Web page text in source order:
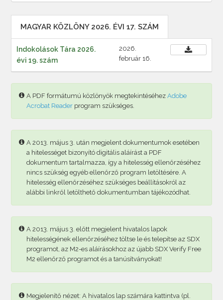
MAGYAR KÖZLÖNY 2026. ÉVI 17. SZÁM
Indokolások Tára 2026.
évi 19. szám
2026.
február 16.
A PDF formátumú közlönyök megtekintéséhezAdobe
Acrobat Reader program szükséges.
A 2013. május 3. után megjelent dokumentumok esetében
a hitelességet bizonyító digitális aláírást a PDF
dokumentum tartalmazza, így a hitelesség ellenőrzéséhez
nincs szükség egyéb ellenőrző program letöltésére. A
hitelesség ellenőrzéséhez szükséges beállításokról az
alábbi linkről letölthető dokumentumban tájékozódhat.
A 2013. május 3. előtt megjelent hivatalos lapok
hitelességének ellenőrzéséhez töltse le és telepítse az SDX
programot, az M2-es aláírásokhoz az újabb SDX Verify Free
M2 ellenőrző programot és a tanúsítványokat!
Megjelenítő nézet: A hivatalos lap számára kattintva (pl.